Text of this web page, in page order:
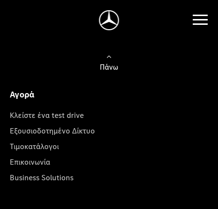
Πάνω
Αγορά
Κλείστε ένα test drive
Εξουσιοδοτημένο Δίκτυο
Τιμοκατάλογοι
Επικοινωνία
Business Solutions